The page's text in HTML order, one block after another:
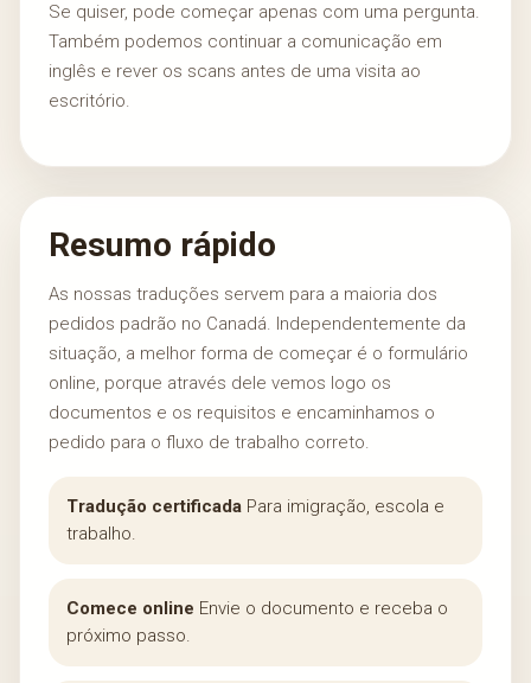
Se quiser, pode começar apenas com uma pergunta.
Também podemos continuar a comunicação em
inglês e rever os scans antes de uma visita ao
escritório.
Resumo rápido
As nossas traduções servem para a maioria dos
pedidos padrão no Canadá. Independentemente da
situação, a melhor forma de começar é o formulário
online, porque através dele vemos logo os
documentos e os requisitos e encaminhamos o
pedido para o fluxo de trabalho correto.
Tradução certificada Para imigração, escola e
trabalho.
Comece online Envie o documento e receba o
próximo passo.